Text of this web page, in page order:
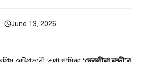
June 13, 2026